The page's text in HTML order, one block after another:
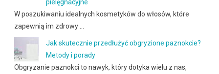
pielęgnacyjne
W poszukiwaniu idealnych kosmetyków do włosów, które
zapewnią im zdrowy …
Jak skutecznie przedłużyć obgryzione paznokcie?
Metody i porady
Obgryzanie paznokci to nawyk, który dotyka wielu z nas,